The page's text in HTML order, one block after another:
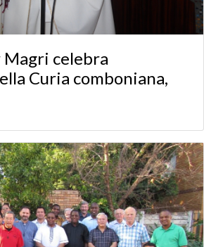
celebra
Curia comboniana,